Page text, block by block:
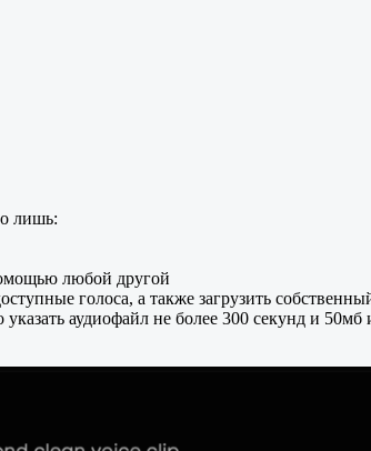
лишь:
любой другой
голоса, а также загрузить
аудиофайл не более 300 секунд и